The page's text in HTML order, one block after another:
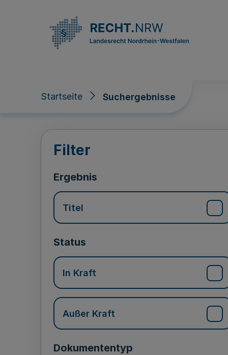
Startseite Suchergebnisse
Suchergebnisse
Filter
Ergebnis
Titel
Status
In Kraft
Außer Kraft
Dokumententyp